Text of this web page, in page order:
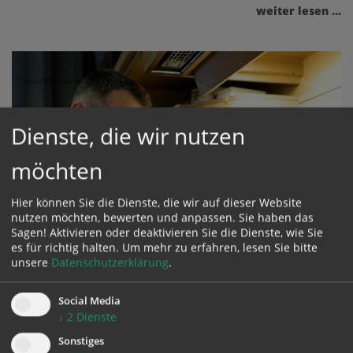
weiter lesen ...
Dienste, die wir nutzen
möchten
Hier können Sie die Dienste, die wir auf dieser Website
nutzen möchten, bewerten und anpassen. Sie haben das
Sagen! Aktivieren oder deaktivieren Sie die Dienste, wie Sie
es für richtig halten. Um mehr zu erfahren, lesen Sie bitte
unsere Datenschutzerklärung.
Social Media
↓ 2 Dienste
Sonstiges